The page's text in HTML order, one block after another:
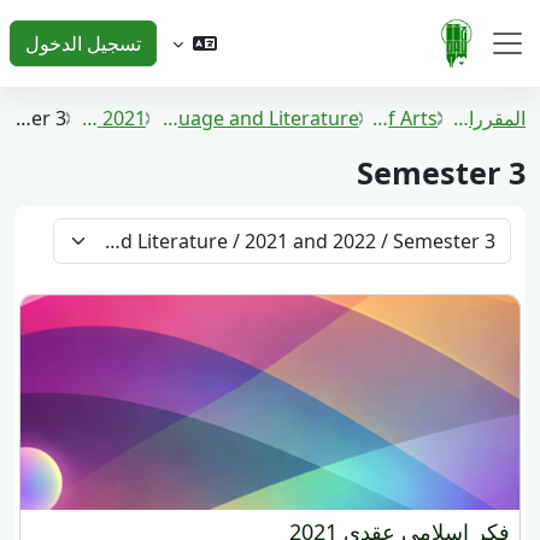
تخطى إلى المحتوى الرئيسي
واجهة جانبية
تسجيل الدخول
المقررات الدراسية Faculty of Arts
Bachelor of Arabic Language and Literature
2021 and 2022
Semester 3
Semester 3
تصنيفات المقررات
فكر إسلامي عقدي 2021
فكر إسلامي عقدي 2021